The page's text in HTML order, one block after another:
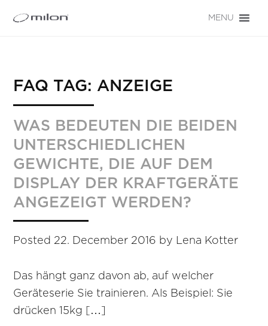
MENU
FAQ TAG: ANZEIGE
WAS BEDEUTEN DIE BEIDEN
UNTERSCHIEDLICHEN
GEWICHTE, DIE AUF DEM
DISPLAY DER KRAFTGERÄTE
ANGEZEIGT WERDEN?
Posted22. December 2016 by Lena Kotter
Das hängt ganz davon ab, auf welcher
Geräteserie Sie trainieren. Als Beispiel: Sie
drücken 15kg […]